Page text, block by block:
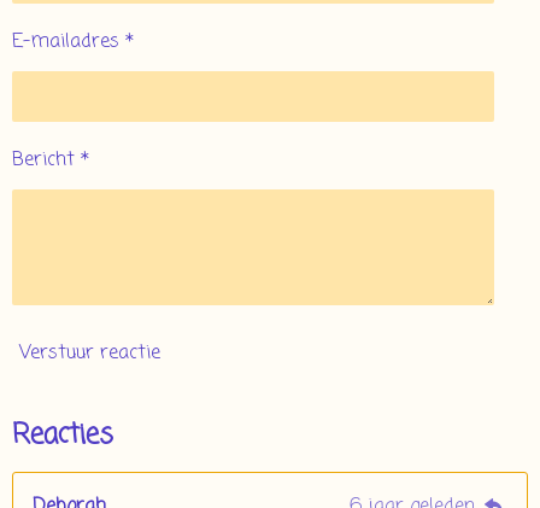
E-mailadres *
Bericht *
Verstuur reactie
Reacties